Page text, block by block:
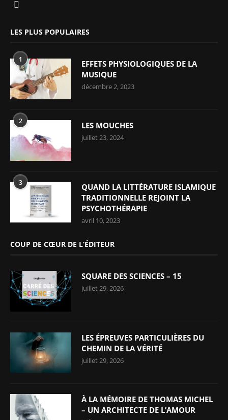
LES PLUS POPULAIRES
1
EFFETS PHYSIOLOGIQUES DE LA
MUSIQUE
décembre 2, 2023
2 LES MOUCHES
juillet 23, 2024
3
QUAND LA LITTÉRATURE ISLAMIQUE
TRADITIONNELLE REJOINT LA
PSYCHOTHÉRAPIE
avril 10, 2023
COUP DE CŒUR DE L’ÉDITEUR
SQUARE DES SCIENCES – 15
juillet 29, 2026
LES ÉPREUVES PARTICULIÈRES DU
CHEMIN DE LA VÉRITÉ
juillet 29, 2026
À LA MÉMOIRE DE THOMAS MICHEL
– UN ARCHITECTE DE L’AMOUR